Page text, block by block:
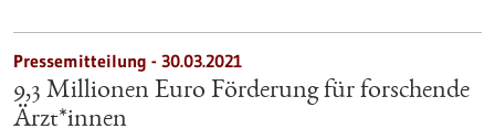
Pressemitteilung - 30.03.2021
9,3 Millionen Euro Förderung für forschende
Ärzt*innen